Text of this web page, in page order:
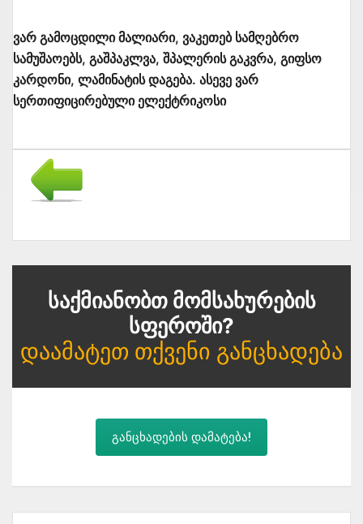
ვარ გამოცდილი მალიარი, ვაკეთებ სამღებრო
სამუშაოებს, გაშპაკლვა, შპალერის გაკვრა, გიფსო
კარდონი, ლამინატის დაგება. ასევე ვარ
სერთიფიცირებული ელექტრიკოსი
Საქმიანობთ Მომსახურების
Სფეროში?
Დაამატეთ Თქვენი Განცხადება
განცხადების დამატება!